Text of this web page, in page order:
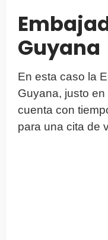
Guyana
En esta caso la
Guyana, justo
cuenta con
para una cita de